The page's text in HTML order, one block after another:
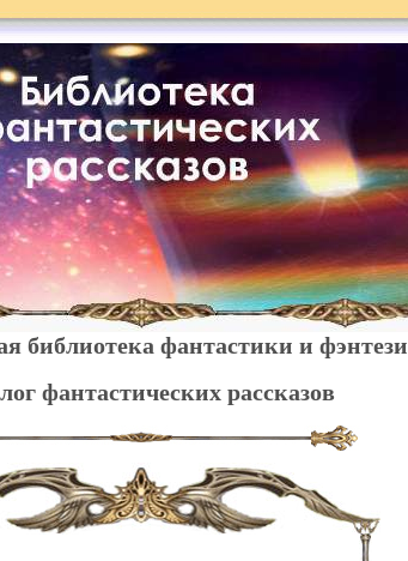
библиотека фантастики и фэнтези
фантастических рассказов